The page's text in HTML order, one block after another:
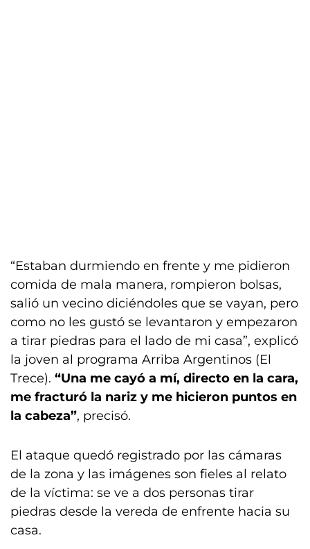
“Estaban durmiendo en frente y me pidieron
comida de mala manera, rompieron bolsas,
salió un vecino diciéndoles que se vayan, pero
como no les gustó se levantaron y empezaron
a tirar piedras para el lado de mi casa”, explicó
la joven al programa Arriba Argentinos (El
Trece). “Una me cayó a mí, directo en la cara,
me fracturó la nariz y me hicieron puntos en
la cabeza”, precisó.
El ataque quedó registrado por las cámaras
de la zona y las imágenes son fieles al relato
de la víctima: se ve a dos personas tirar
piedras desde la vereda de enfrente hacia su
casa.